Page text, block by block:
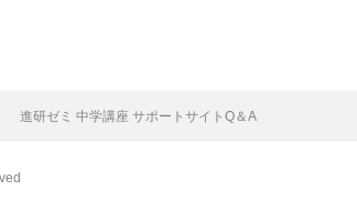
進研ゼミ 中学講座 サポートサイトQ＆A